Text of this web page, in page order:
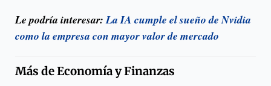
Le podría interesar:La IA cumple el sueño de Nvidia
como la empresa con mayor valor de mercado
Más deEconomía y Finanzas